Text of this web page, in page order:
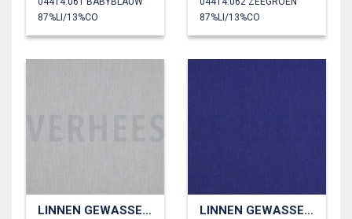
87%LI/13%CO
87%LI/13%CO
LINNEN GEWASSEN 230 GM2 LINNEN GEWASSEN 230 GM2